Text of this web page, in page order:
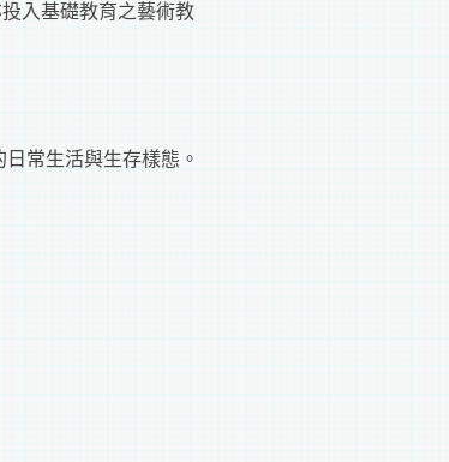
入基礎教育之藝術教
常生活與生存樣態。